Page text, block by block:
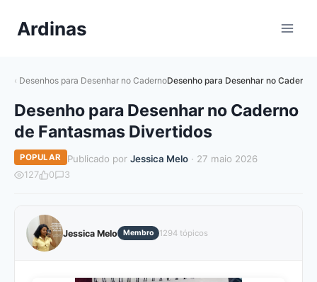
paraArdinas
Desenhos para Desenhar no CadernoDesenho para Desenhar no
Desenho para Desenhar no Caderno
de Fantasmas Divertidos
POPULAR Publicado por Jessica Melo· 27 maio 2026
127 0 3
Jessica Melo Membro 1294 tópicos